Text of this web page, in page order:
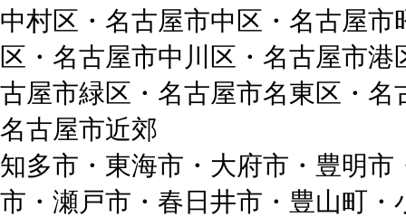
中村区・名古屋市中区・名古屋
区・名古屋市中川区・名古屋市
古屋市緑区・名古屋市名東区・名
名古屋市近郊
知多市・東海市・大府市・豊明
市・瀬戸市・春日井市・豊山町